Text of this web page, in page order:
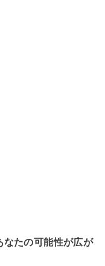
なたの可能性が広が